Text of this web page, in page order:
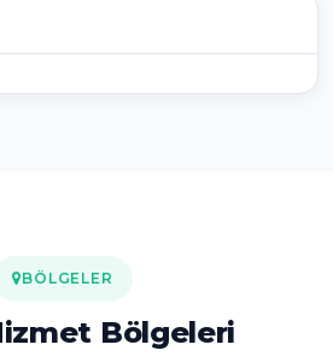
BÖLGELER
Bölgeleri